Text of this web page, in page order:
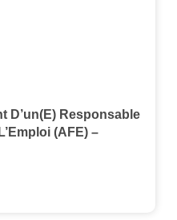
D’un(e) Responsable
(AFE) –